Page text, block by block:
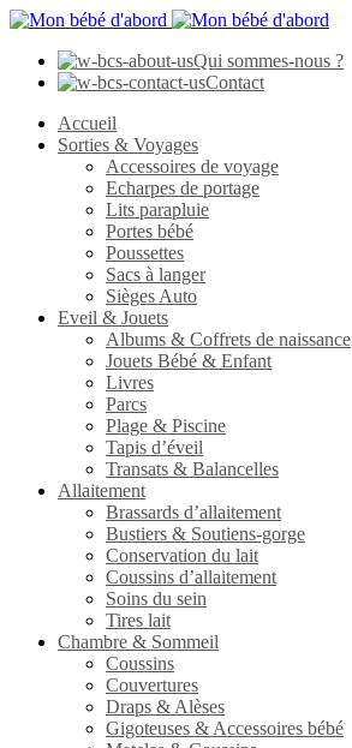
Qui sommes-nous ?
Contact
Accueil
Sorties & Voyages
Accessoires de voyage
Echarpes de portage
Lits parapluie
Portes bébé
Poussettes
Sacs à langer
Sièges Auto
Eveil & Jouets
Albums & Coffrets de naissance
Jouets Bébé & Enfant
Livres
Parcs
Plage & Piscine
Tapis d’éveil
Transats & Balancelles
Allaitement
Brassards d’allaitement
Bustiers & Soutiens-gorge
Conservation du lait
Coussins d’allaitement
Soins du sein
Tires lait
Chambre & Sommeil
Coussins
Couvertures
Draps & Alèses
Gigoteuses & Accessoires bébé